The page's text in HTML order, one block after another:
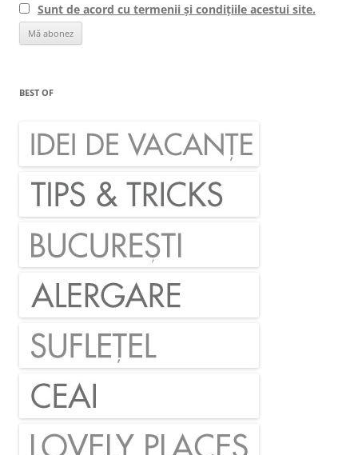
Sunt de acord cu termenii și condițiile acestui site.
BEST OF